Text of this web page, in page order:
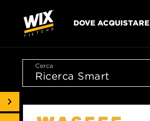
DOVE ACQUISTARE
Cerca